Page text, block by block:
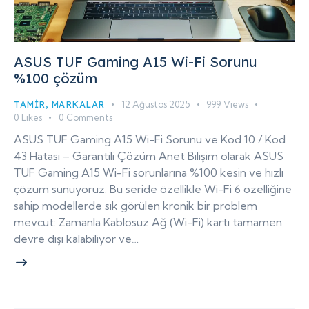
ASUS TUF Gaming A15 Wi-Fi Sorunu
%100 çözüm
TAMIR, MARKALAR 12 Ağustos 2025 999 Views
0 Likes 0 Comments
ASUS TUF Gaming A15 Wi-Fi Sorunu ve Kod 10 / Kod
43 Hatası – Garantili Çözüm Anet Bilişim olarak ASUS
TUF Gaming A15 Wi-Fi sorunlarına %100 kesin ve hızlı
çözüm sunuyoruz. Bu seride özellikle Wi-Fi 6 özelliğine
sahip modellerde sık görülen kronik bir problem
mevcut: Zamanla Kablosuz Ağ (Wi-Fi) kartı tamamen
devre dışı kalabiliyor ve…